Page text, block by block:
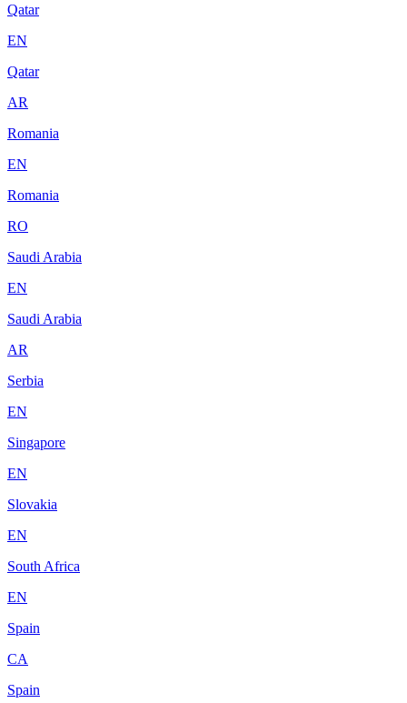
Qatar
EN
Qatar
AR
Romania
EN
Romania
RO
Saudi Arabia
EN
Saudi Arabia
AR
Serbia
EN
Singapore
EN
Slovakia
EN
South Africa
EN
Spain
CA
Spain